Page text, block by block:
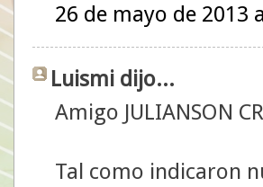
26 de mayo de 2013
Luismi dijo...
Amigo JULIANSON
Tal como indicaron